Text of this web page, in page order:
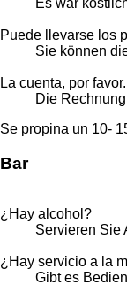
Es war
Puede llevarse los
Sie können
La cuenta, por
Die
Se propina un 10-
Bar
¿Hay alcohol?
Servieren Sie
¿Hay servicio a la
Gibt es